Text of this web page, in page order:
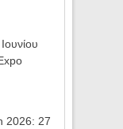
2026: 27